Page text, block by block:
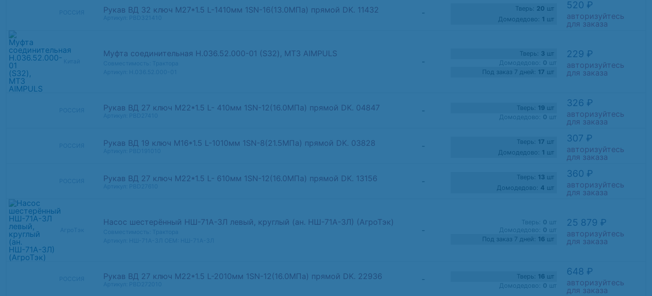
Рукав ВД 32 ключ М27*1.5 L-1410мм 1SN-16(13.0МПа) прямой DK. 11432 - Тверь: 20 шт
Домодедово: 1 шт
520 ₽
авторизуйтесь
для заказа
Муфта соединительная Н.036.52.000-01 (S32), МТЗ AIMPULS
-
Тверь: 3шт
Домодедово: 0 шт
Под заказ 7 дней: 17 шт
229 ₽
авторизуйтесь
для заказа
Рукав ВД 27 ключ М22*1.5 L- 410мм 1SN-12(16.0МПа) прямой DK. 04847 - Тверь: 19шт
Домодедово: 0 шт
326 ₽
авторизуйтесь
для заказа
Рукав ВД 19 ключ М16*1.5 L-1010мм 1SN-8(21.5МПа) прямой DK. 03828 - Тверь: 17 шт
Домодедово: 1 шт
307 ₽
авторизуйтесь
для заказа
Рукав ВД 27 ключ М22*1.5 L- 610мм 1SN-12(16.0МПа) прямой DK. 13156 - Тверь: 13шт
Домодедово: 4 шт
360 ₽
авторизуйтесь
для заказа
Насос шестерённый НШ-71А-3Л левый, круглый (ан. НШ-71А-3Л) (АгроТэк)
-
Тверь: 0 шт
Домодедово: 0 шт
Под заказ 7 дней: 16шт
25 879 ₽
авторизуйтесь
для заказа
Рукав ВД 27 ключ М22*1.5 L-2010мм 1SN-12(16.0МПа) прямой DK. 22936 - Тверь: 16шт
Домодедово: 0 шт
648 ₽
авторизуйтесь
для заказа